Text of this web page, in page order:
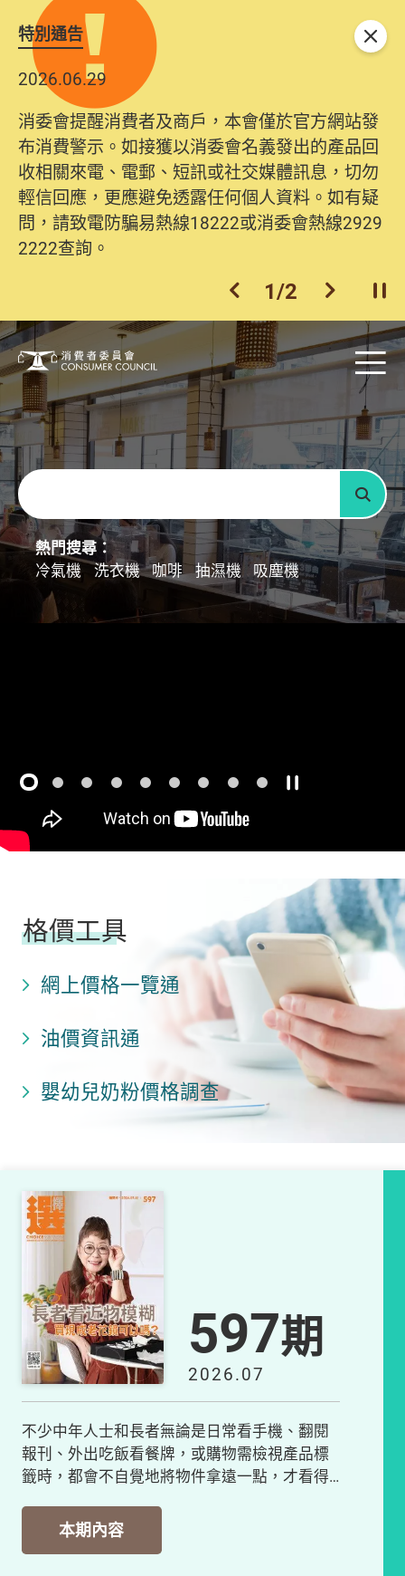
特別通告
2026.06.29
消委會提醒消費者及商戶，本會僅於官方網站發
布消費警示。如接獲以消委會名義發出的產品回
收相關來電、電郵、短訊或社交媒體訊息，切勿
輕信回應，更應避免透露任何個人資料。如有疑
問，請致電防騙易熱線18222或消委會熱線2929
2222查詢。
上一個
1/2 下一個開
關閉
消費者委員會 目
Skip to main content
消費者委員會
請輪入關鍵字
搜尋
熱門搜尋：
冷氣機
洗衣機 咖啡 抽濕機 吸塵機
1 2 3 4 5 6 7 8 9 開始/暫停幻
格價工具
網上價格一覽通
油價資訊通
嬰幼兒奶粉價格調查
597期
2026.07
不少中年人士和長者無論是日常看手機、翻閱
報刊、外出吃飯看餐牌，或購物需檢視產品標
籤時，都會不自覺地將物件拿遠一點，才看得
本期內容